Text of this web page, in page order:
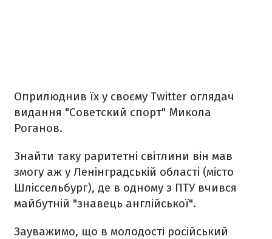
Оприлюднив їх у своєму Twitter оглядач
видання "Советский спорт" Микола
Роганов.
Знайти таку раритетні світлини він мав
змогу аж у Ленінградській області (місто
Шліссельбург), де в одному з ПТУ вчився
майбутній "знавець англійської".
Зауважимо, що в молодості російський